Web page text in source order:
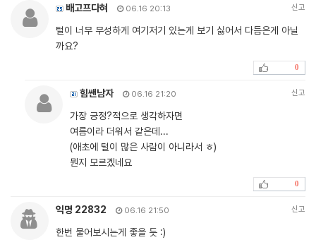
배고프다혀 06.16 20:13 신고
털이 너무 무성하게 여기저기 있는게 보기 싫어서 다듬은게 아닐
까요?
0
힘쌘남자 06.16 21:20 신고
가장 긍정?적으로 생각하자면
여름이라 더워서 같은데...
(애초에 털이 많은 사람이 아니라서 ㅎ)
뭔지 모르겠네요
0
익명 22832 06.16 21:50 신고
한번 물어보시는게 좋을 듯 :)